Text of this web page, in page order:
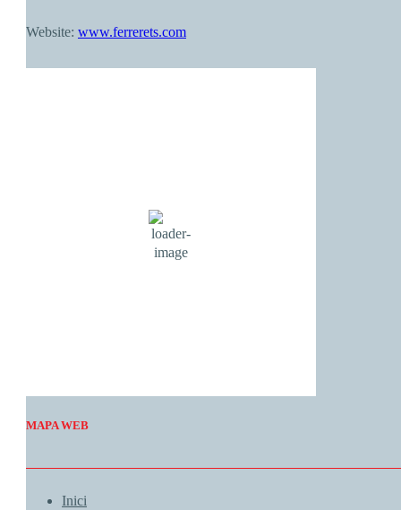
Website: www.ferrerets.com
71 %
1017 mb
4 Km/h
MAPA WEB
Inici